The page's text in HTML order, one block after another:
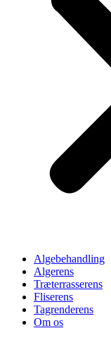
Algebehandling
Algerens
Træterrasserens
Fliserens
Tagrenderens
Om os